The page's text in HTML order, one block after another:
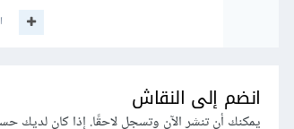
انضم إلى النقاش
يمكنك أن تنشر الآن وتسجل لاحقًا. إذا كان لديك